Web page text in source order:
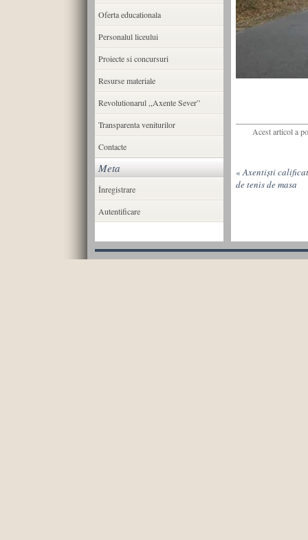
Acest articol a
«Axentiști
de tenis de masa
Oferta educationala
Personalul liceului
Proiecte si concursuri
Resurse materiale
Revolutionarul ,,Axente Sever”
Transparenta veniturilor
Contacte
Meta
Înregistrare
Autentificare